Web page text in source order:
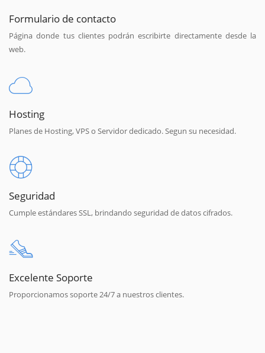
Formulario de contacto
Página donde tus clientes podrán escribirte directamente desde la
web.
Hosting
Planes de Hosting, VPS o Servidor dedicado. Segun su necesidad.
Seguridad
Cumple estándares SSL, brindando seguridad de datos cifrados.
Excelente Soporte
Proporcionamos soporte 24/7 a nuestros clientes.